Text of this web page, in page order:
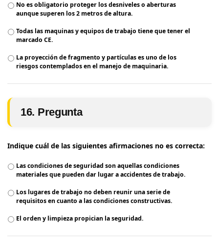
No es obligatorio proteger los desniveles o aberturas
aunque superen los 2 metros de altura.
Todas las maquinas y equipos de trabajo tiene que tener el
marcado CE.
La proyección de fragmento y partículas es uno de los
riesgos contemplados en el manejo de maquinaria.
16. Pregunta
Indique cuál de las siguientes afirmaciones no es correcta:
Las condiciones de seguridad son aquellas condiciones
materiales que pueden dar lugar a accidentes de trabajo.
Los lugares de trabajo no deben reunir una serie de
requisitos en cuanto a las condiciones constructivas.
El orden y limpieza propician la seguridad.